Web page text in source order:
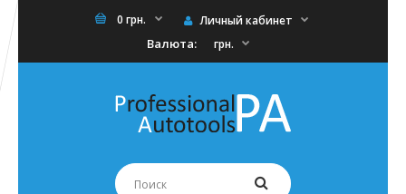
0 грн. Личный кабинет
Валюта: грн.